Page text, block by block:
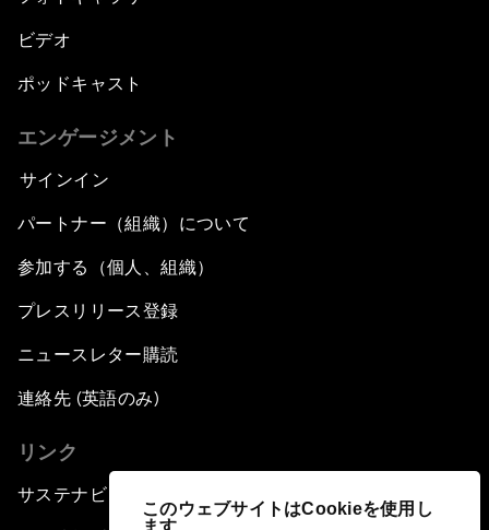
このウェブサイトはCookieを使用し
ます
ビデオ
ポッドキャスト
エンゲージメント
サインイン
パートナー（組織）について
参加する（個人、組織）
プレスリリース登録
ニュースレター購読
連絡先 (英語のみ)
リンク
サステナビリティへの取り組み